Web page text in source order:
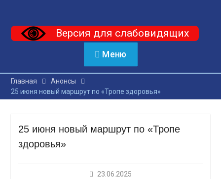
Версия для слабовидящих
Меню
Главная
Анонсы
25 июня новый маршрут по «Тропе здоровья»
25 июня новый маршрут по «Тропе
здоровья»
23.06.2025